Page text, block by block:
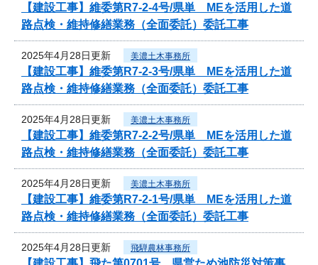
【建設工事】維委第R7-2-4号/県単 MEを活用した道
路点検・維持修繕業務（全面委託）委託工事
2025年4月28日更新 美濃土木事務所
【建設工事】維委第R7-2-3号/県単 MEを活用した道
路点検・維持修繕業務（全面委託）委託工事
2025年4月28日更新 美濃土木事務所
【建設工事】維委第R7-2-2号/県単 MEを活用した道
路点検・維持修繕業務（全面委託）委託工事
2025年4月28日更新 美濃土木事務所
【建設工事】維委第R7-2-1号/県単 MEを活用した道
路点検・維持修繕業務（全面委託）委託工事
2025年4月28日更新 飛騨農林事務所